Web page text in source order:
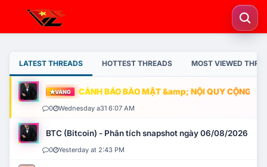
LATEST THREADS HOTTEST THREADS MOST VIEWED
VÀNG CẢNH BÁO BẢO MẬT &amp; NỘI QUY CỘNG
0 Wednesday a31 6:07 AM
BTC (Bitcoin) - Phân tích snapshot ngày 06/08/2026
0 Yesterday at 2:43 PM